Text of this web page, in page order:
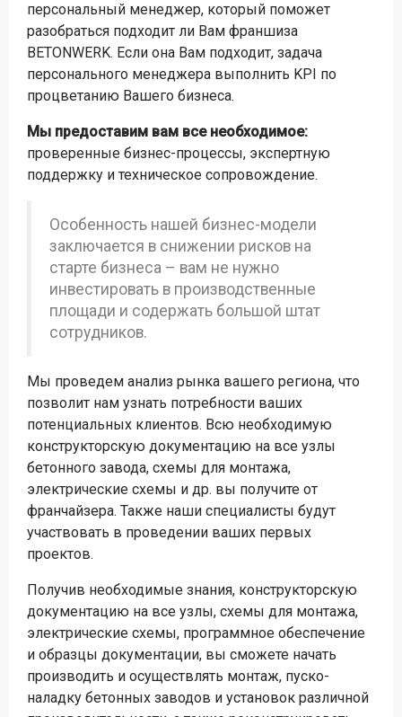
персональный менеджер, который поможет
разобраться подходит ли Вам франшиза
BETONWERK. Если она Вам подходит, задача
персонального менеджера выполнить KPI по
процветанию Вашего бизнеса.
Мы предоставим вам все необходимое:
проверенные бизнес-процессы, экспертную
поддержку и техническое сопровождение.
Особенность нашей бизнес-модели
заключается в снижении рисков на
старте бизнеса – вам не нужно
инвестировать в производственные
площади и содержать большой штат
сотрудников.
Мы проведем анализ рынка вашего региона, что
позволит нам узнать потребности ваших
потенциальных клиентов. Всю необходимую
конструкторскую документацию на все узлы
бетонного завода, схемы для монтажа,
электрические схемы и др. вы получите от
франчайзера. Также наши специалисты будут
участвовать в проведении ваших первых
проектов.
Получив необходимые знания, конструкторскую
документацию на все узлы, схемы для монтажа,
электрические схемы, программное обеспечение
и образцы документации, вы сможете начать
производить и осуществлять монтаж, пуско-
наладку бетонных заводов и установок различной